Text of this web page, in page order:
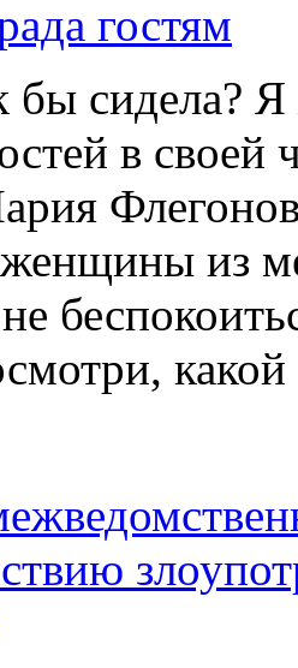
гостям
бы сидела?
в своей
из
какой